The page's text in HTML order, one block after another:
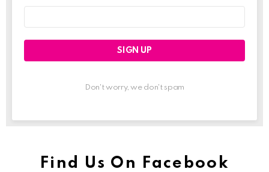
Don't worry, we don't spam
Find Us On Facebook